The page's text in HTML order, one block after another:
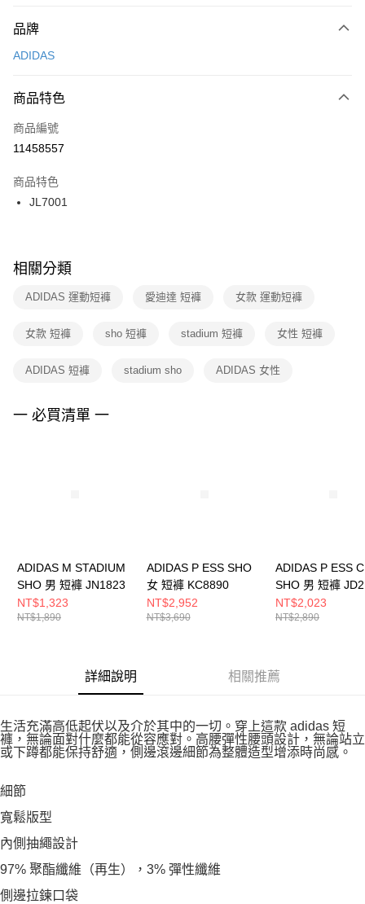
台灣樂天信用卡公司
【關於「AFTEE先享後付」】
便利好安心！
３．安心：先確認商品／服務後，再付款。
【「AFTEE先享後付」結帳流程】
１．於結帳方式選擇「AFTEE先享後付」後，將跳轉至「AFTEE先享後付」
２．訂單成立數日內，您將收到繳費通知簡訊。
３．收到繳費通知簡訊後14天內，點擊此簡訊中的連結，可透過四大超商／
ATM／網路銀行／等多元方式進行付款，方視為交易完成。
※ 交易是否成功請以「AFTEE先享後付 」之結帳頁面顯示為準，若有關於
是否繳費成功／繳費後需取消欲退款等相關疑問，請聯繫「AFTEE先享後付
客戶支援中心」https://netprotections.freshdesk.com/support/home
１．透過由恩沛科技股份有限公司提供之「AFTEE先享後付」服務完成之交
權轉讓予恩沛科技股份有限公司。
３．未成年的使用者請事先徵得法定代理人或監護人之同意方可使用
「AFTEE先享後付」，若未經同意申辦者引起之損失，本公司不負相關責
運送方式
每筆NT$100，滿NT$1,500(含以上)免運費
宅配
每筆NT$100，滿NT$1,500(含以上)免運費
付款後門市自取
每筆NT$100，滿NT$1,500(含以上)免運費
品牌
ADIDAS
商品特色
商品編號
11458557
商品特色
JL7001
相關分類
ADIDAS 運動短褲 愛迪達 短褲 女款 運動短褲
女款 短褲 sho 短褲 stadium 短褲 女性 短褲
ADIDAS 短褲 stadium sho ADIDAS 女性
一 必買清單 一
ADIDAS M STADIUM
SHO 男 短褲 JN1823
NT$1,323
NT$1,890
ADIDAS P ESS SHO
女 短褲 KC8890
NT$2,952
NT$3,690
ADIDAS P ESS C
SHO 男 短褲
NT$2,023
NT$2,890
詳細說明 相關推薦
生活充滿高低起伏以及介於其中的一切。穿上這款 adidas 短
褲，無論面對什麼都能從容應對。高腰彈性腰頭設計，無論站立
或下蹲都能保持舒適，側邊滾邊細節為整體造型增添時尚感。
細節
寬鬆版型
內側抽繩設計
97% 聚酯纖維（再生），3% 彈性纖維
側邊拉鍊口袋